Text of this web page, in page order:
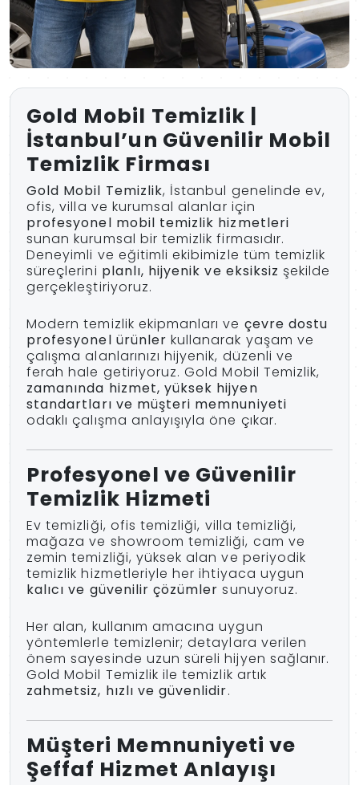
Gold Mobil Temizlik |
İstanbul’un Güvenilir Mobil
Temizlik Firması
Gold Mobil Temizlik, İstanbul genelinde ev,
ofis, villa ve kurumsal alanlar için
profesyonel mobil temizlik hizmetleri
sunan kurumsal bir temizlik firmasıdır.
Deneyimli ve eğitimli ekibimizle tüm temizlik
süreçlerini planlı, hijyenik ve eksiksiz şekilde
gerçekleştiriyoruz.
Modern temizlik ekipmanları ve çevre dostu
profesyonel ürünler kullanarak yaşam ve
çalışma alanlarınızı hijyenik, düzenli ve
ferah hale getiriyoruz. Gold Mobil Temizlik,
zamanında hizmet, yüksek hijyen
standartları ve müşteri memnuniyeti
odaklı çalışma anlayışıyla öne çıkar.
Profesyonel ve Güvenilir
Temizlik Hizmeti
Ev temizliği, ofis temizliği, villa temizliği,
mağaza ve showroom temizliği, cam ve
zemin temizliği, yüksek alan ve periyodik
temizlik hizmetleriyle her ihtiyaca uygun
kalıcı ve güvenilir çözümler sunuyoruz.
Her alan, kullanım amacına uygun
yöntemlerle temizlenir; detaylara verilen
önem sayesinde uzun süreli hijyen sağlanır.
Gold Mobil Temizlik ile temizlik artık
zahmetsiz, hızlı ve güvenlidir.
Müşteri Memnuniyeti ve
Şeffaf Hizmet Anlayışı